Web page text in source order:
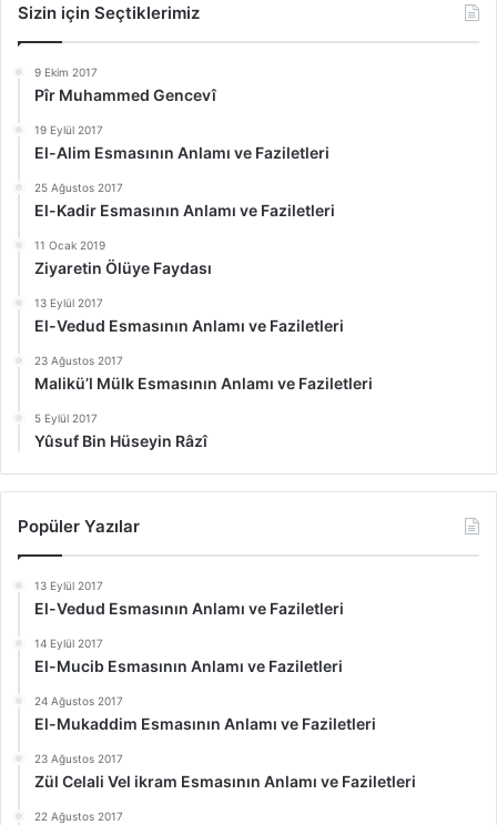
Sizin için Seçtiklerimiz
9 Ekim 2017
Pîr Muhammed Gencevî
19 Eylül 2017
El-Alim Esmasının Anlamı ve Faziletleri
25 Ağustos 2017
El-Kadir Esmasının Anlamı ve Faziletleri
11 Ocak 2019
Ziyaretin Ölüye Faydası
13 Eylül 2017
El-Vedud Esmasının Anlamı ve Faziletleri
23 Ağustos 2017
Malikü’l Mülk Esmasının Anlamı ve Faziletleri
5 Eylül 2017
Yûsuf Bin Hüseyin Râzî
Popüler Yazılar
13 Eylül 2017
El-Vedud Esmasının Anlamı ve Faziletleri
14 Eylül 2017
El-Mucib Esmasının Anlamı ve Faziletleri
24 Ağustos 2017
El-Mukaddim Esmasının Anlamı ve Faziletleri
23 Ağustos 2017
Zül Celali Vel ikram Esmasının Anlamı ve Faziletleri
22 Ağustos 2017